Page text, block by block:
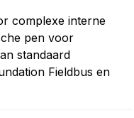
complexe interne
pen voor
standaard
Fieldbus en